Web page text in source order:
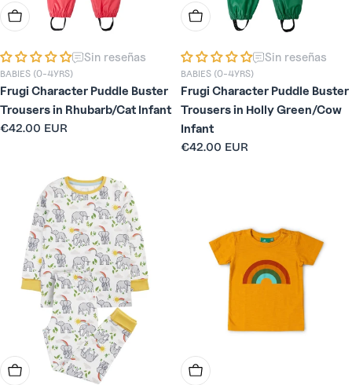
Elige Opciones
Sin reseñas
BABIES (0-4YRS)
Frugi Character Puddle Buster
Trousers in Rhubarb/Cat Infant
Precio
€42.00 EUR
Elige Opciones
Sin reseñas
BABIES (0-4YRS)
Frugi Character Puddle Buster
Trousers in Holly Green/Cow
Infant
Precio
€42.00 EUR
Elige Opciones Elige Opciones